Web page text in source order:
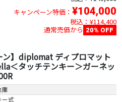
キャンペーン特価： ¥104,000
税込：¥114,400
通常売価から 20% OFF
ン】diplomat ディプロマット
＜タッチテンキー＞ガーネッ
庫
ー式